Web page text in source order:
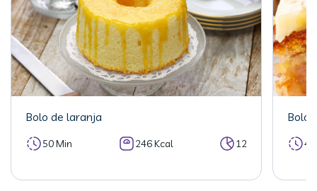
Bolo de laranja
50 Min 246 Kcal 12
Bolo